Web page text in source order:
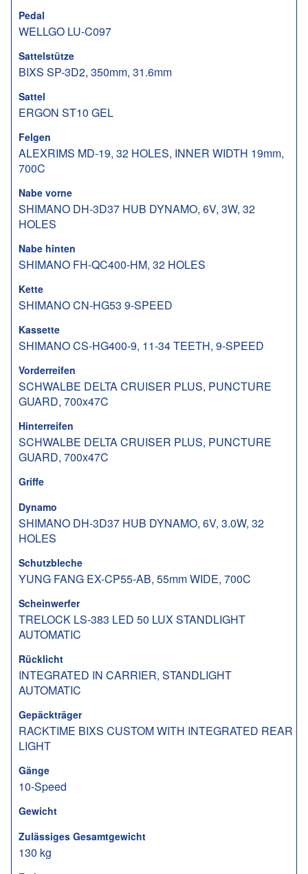
Pedal
WELLGO LU-C097
Sattelstütze
BIXS SP-3D2, 350mm, 31.6mm
Sattel
ERGON ST10 GEL
Felgen
ALEXRIMS MD-19, 32 HOLES, INNER WIDTH 19mm,
700C
Nabe vorne
SHIMANO DH-3D37 HUB DYNAMO, 6V, 3W, 32
HOLES
Nabe hinten
SHIMANO FH-QC400-HM, 32 HOLES
Kette
SHIMANO CN-HG53 9-SPEED
Kassette
SHIMANO CS-HG400-9, 11-34 TEETH, 9-SPEED
Vorderreifen
SCHWALBE DELTA CRUISER PLUS, PUNCTURE
GUARD, 700x47C
Hinterreifen
SCHWALBE DELTA CRUISER PLUS, PUNCTURE
GUARD, 700x47C
Griffe
Dynamo
SHIMANO DH-3D37 HUB DYNAMO, 6V, 3.0W, 32
HOLES
Schutzbleche
YUNG FANG EX-CP55-AB, 55mm WIDE, 700C
Scheinwerfer
TRELOCK LS-383 LED 50 LUX STANDLIGHT
AUTOMATIC
Rücklicht
INTEGRATED IN CARRIER, STANDLIGHT
AUTOMATIC
Gepäckträger
RACKTIME BIXS CUSTOM WITH INTEGRATED REAR
LIGHT
Gänge
10-Speed
Gewicht
Zulässiges Gesamtgewicht
130 kg